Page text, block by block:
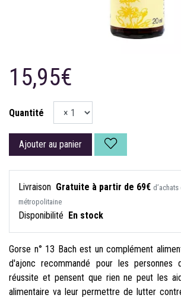
15,95€
Quantité
Ajouter au panier
Livraison Gratuite à partir de 69€
métropolitaine
Disponibilité En stock
Gorse n° 13 Bach est un complément
d'ajonc recommandé pour les personnes
réussite et pensent que rien ne peut les
alimentaire va leur permettre de lutter